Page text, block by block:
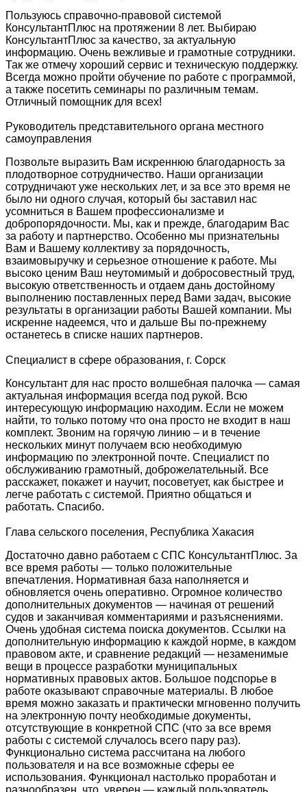
Пользуюсь справочно-правовой системой
КонсультантПлюс на протяжении 8 лет. Выбираю
КонсультантПлюс за качество, за актуальную
информацию. Очень вежливые и грамотные сотрудники.
Так же отмечу хороший сервис и техническую поддержку.
Всегда можно пройти обучение по работе с программой,
а также посетить семинары по различным темам.
Отличный помощник для всех!
Руководитель представительного органа местного
самоуправления
Позвольте выразить Вам искреннюю благодарность за
плодотворное сотрудничество. Наши организации
сотрудничают уже нескольких лет, и за все это время не
было ни одного случая, который бы заставил нас
усомниться в Вашем профессионализме и
добропорядочности. Мы, как и прежде, благодарим Вас
за работу и партнерство. Особенно мы признательны
Вам и Вашему коллективу за порядочность,
взаимовыручку и серьезное отношение к работе. Мы
высоко ценим Ваш неутомимый и добросовестный труд,
высокую ответственность и отдаем дань достойному
выполнению поставленных перед Вами задач, высокие
результаты в организации работы Вашей компании. Мы
искренне надеемся, что и дальше Вы по-прежнему
останетесь в списке наших партнеров.
Специалист в сфере образования, г. Сорск
Консультант для нас просто волшебная палочка — самая
актуальная информация всегда под рукой. Всю
интересующую информацию находим. Если не можем
найти, то только потому что она просто не входит в наш
комплект. Звоним на горячую линию – и в течение
нескольких минут получаем всю необходимую
информацию по электронной почте. Специалист по
обслуживанию грамотный, доброжелательный. Все
расскажет, покажет и научит, посоветует, как быстрее и
легче работать с системой. Приятно общаться и
работать. Спасибо.
Глава сельского поселения, Республика Хакасия
Достаточно давно работаем с СПС КонсультантПлюс. За
все время работы — только положительные
впечатления. Нормативная база наполняется и
обновляется очень оперативно. Огромное количество
дополнительных документов — начиная от решений
судов и заканчивая комментариями и разъяснениями.
Очень удобная система поиска документов. Ссылки на
дополнительную информацию к каждой норме, в каждом
правовом акте, и сравнение редакций — незаменимые
вещи в процессе разработки муниципальных
нормативных правовых актов. Большое подспорье в
работе оказывают справочные материалы. В любое
время можно заказать и практически мгновенно получить
на электронную почту необходимые документы,
отсутствующие в конкретной СПС (что за все время
работы с системой случалось всего пару раз).
Функционально система рассчитана на любого
пользователя и на все возможные сферы ее
использования. Функционал настолько проработан и
разнообразен, что, уверен — каждый пользователь